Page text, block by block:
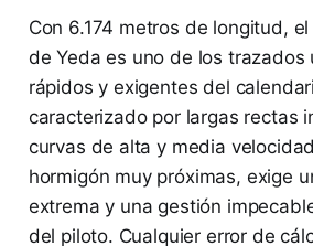
Con 6.174 metros de longitud,
de Yeda es uno de los trazados
rápidos y exigentes del
caracterizado por largas rectas
curvas de alta y media
hormigón muy próximas, exige
extrema y una gestión
del piloto. Cualquier error de